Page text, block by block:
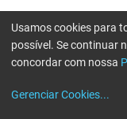
Usamos cookies para
possível. Se continuar
concordar com nossa
Gerenciar Cookies...
Erro ao enviar